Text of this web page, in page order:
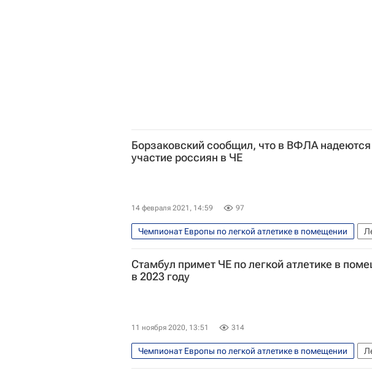
Борзаковский сообщил, что в ВФЛА надеются
участие россиян в ЧЕ
14 февраля 2021, 14:59 97
Чемпионат Европы по легкой атлетике в помещении
Юрий Борзаковский
Чемпионат России по лёгкой
Стамбул примет ЧЕ по легкой атлетике в
в 2023 году
11 ноября 2020, 13:51 314
Чемпионат Европы по легкой атлетике в помещении